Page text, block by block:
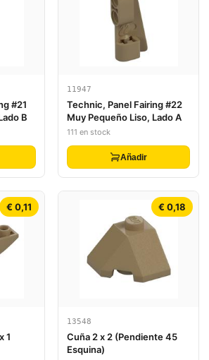
#21
B
11947
Technic, Panel Fairing #22
Muy Pequeño Liso, Lado A
111 en stock
Añadir
€ 0,11
1
€ 0,18
13548
Cuña 2 x 2 (Pendiente 45
Esquina)